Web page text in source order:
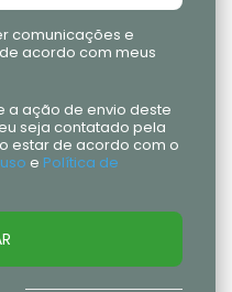
comunicações e
acordo com meus
a ação de envio deste
seja contatado pela
estar de acordo com o
e Política de